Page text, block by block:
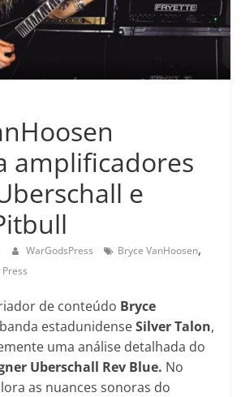
amplificadores
e
WarGodsPress Bryce VanHoosen,
de conteúdo Bryce
estadunidenseSilver Talon,
uma análise detalhada do
Uberschall Rev Blue. No
as nuances sonoras do